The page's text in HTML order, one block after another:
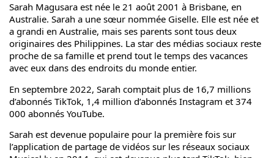
Sarah Magusara est née le 21 août 2001 à Brisbane, en
Australie. Sarah a une sœur nommée Giselle. Elle est née et
a grandi en Australie, mais ses parents sont tous deux
originaires des Philippines. La star des médias sociaux reste
proche de sa famille et prend tout le temps des vacances
avec eux dans des endroits du monde entier.
En septembre 2022, Sarah comptait plus de 16,7 millions
d’abonnés TikTok, 1,4 million d’abonnés Instagram et 374
000 abonnés YouTube.
Sarah est devenue populaire pour la première fois sur
l’application de partage de vidéos sur les réseaux sociaux